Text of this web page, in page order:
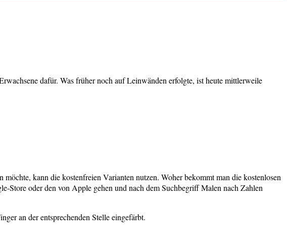
dafür. Was früher noch auf Leinwänden erfolgte, ist heute mittlerweile
kann die kostenfreien Varianten nutzen. Woher bekommt man die kostenlosen
Store oder den von Apple gehen und nach dem Suchbegriff Malen nach Zahlen
an der entsprechenden Stelle eingefärbt.